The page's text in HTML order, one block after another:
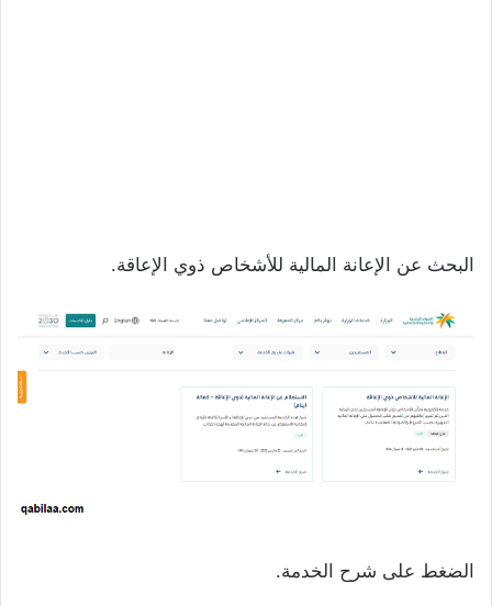
البحث عن الإعانة المالية للأشخاص ذوي الإعاقة.
الضغط على شرح الخدمة.